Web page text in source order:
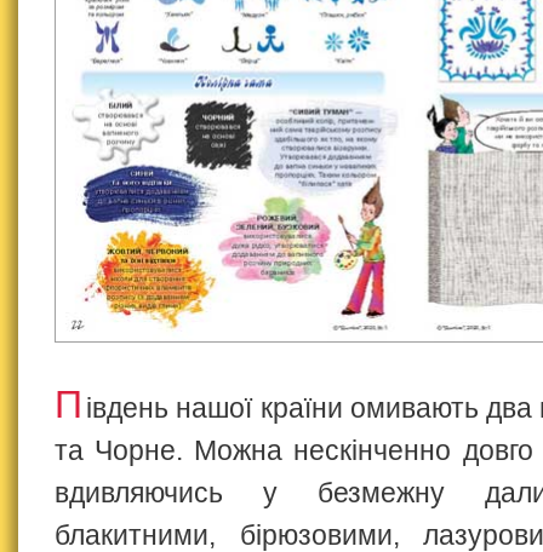
П івдень нашої країни омивають
та Чорне. Можна нескінченно довго
вдивляючись у безмежну
блакитними, бірюзовими,